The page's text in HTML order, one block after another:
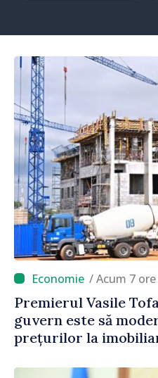
/ Acum 7 ore
Premierul Vasile
guvern este să
prețurilor la